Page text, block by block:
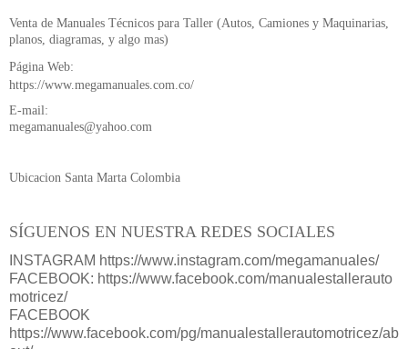
Venta de Manuales Técnicos para Taller (Autos, Camiones y Maquinarias,
planos, diagramas, y algo mas)
Página Web:
https://www.megamanuales.com.co/
E-mail:
megamanuales@yahoo.com
Ubicacion Santa Marta Colombia
SÍGUENOS EN NUESTRA REDES SOCIALES
INSTAGRAM https://www.instagram.com/megamanuales/
FACEBOOK: https://www.facebook.com/manualestallerauto
motricez/
FACEBOOK
https://www.facebook.com/pg/manualestallerautomotricez/ab